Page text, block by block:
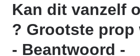
Kan dit vanzelf
? Grootste prop
- Beantwoord -